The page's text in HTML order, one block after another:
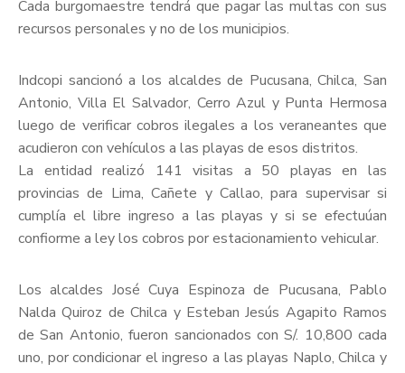
Cada burgomaestre tendrá que pagar las multas con sus
recursos personales y no de los municipios.
Indcopi sancionó a los alcaldes de Pucusana, Chilca, San
Antonio, Villa El Salvador, Cerro Azul y Punta Hermosa
luego de verificar cobros ilegales a los veraneantes que
acudieron con vehículos a las playas de esos distritos.
La entidad realizó 141 visitas a 50 playas en las
provincias de Lima, Cañete y Callao, para supervisar si
cumplía el libre ingreso a las playas y si se efectuúan
confiorme a ley los cobros por estacionamiento vehicular.
Los alcaldes José Cuya Espinoza de Pucusana, Pablo
Nalda Quiroz de Chilca y Esteban Jesús Agapito Ramos
de San Antonio, fueron sancionados con S/. 10,800 cada
uno, por condicionar el ingreso a las playas Naplo, Chilca y